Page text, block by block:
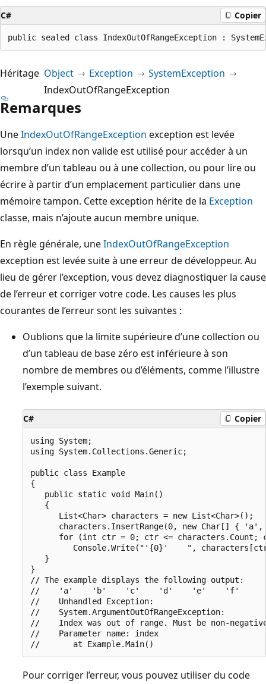
C# Copier
public sealed class IndexOutOfRangeException :
Héritage Object Exception
SystemException
IndexOutOfRangeException
Remarques
UneIndexOutOfRangeException exception est levée
lorsqu’un index non valide est utilisé pour accéder à un
membre d’un tableau ou à une collection, ou pour lire ou
écrire à partir d’un emplacement particulier dans une
mémoire tampon. Cette exception hérite de la Exception
classe, mais n’ajoute aucun membre unique.
En règle générale, uneIndexOutOfRangeException
exception est levée suite à une erreur de développeur. Au
lieu de gérer l’exception, vous devez diagnostiquer la cause
de l’erreur et corriger votre code. Les causes les plus
courantes de l’erreur sont les suivantes :
Oublions que la limite supérieure d’une collection ou
d’un tableau de base zéro est inférieure à son
nombre de membres ou d’éléments, comme l’illustre
l’exemple suivant.
C# Copier
using System;
using System.Collections.Generic;
public class Example
{
   public static void Main()
   {
      List<Char> characters = new List<Char>();
characters.InsertRange(0, new Char[] {
for (int ctr = 0; ctr <= characters.Count;
Console.Write("'{0}'    ",
   }
}
// The example displays the following output:
//    'a'    'b'    'c'    'd'    'e'    'f'
//    Unhandled Exception:
//    System.ArgumentOutOfRangeException:
//    Index was out of range. Must be non-
//    Parameter name: index
Pour corriger l’erreur, vous pouvez utiliser du code